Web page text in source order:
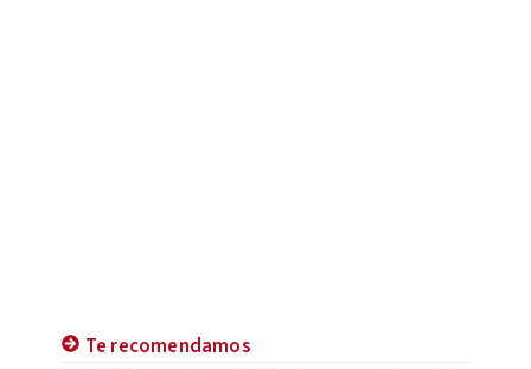
Te recomendamos